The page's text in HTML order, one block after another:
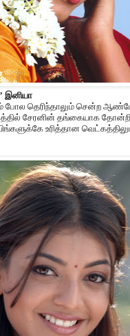
இனியா
போல தெரிந்தாலும் சென்ற
சேரனின் தங்கையாக
உரித்தான